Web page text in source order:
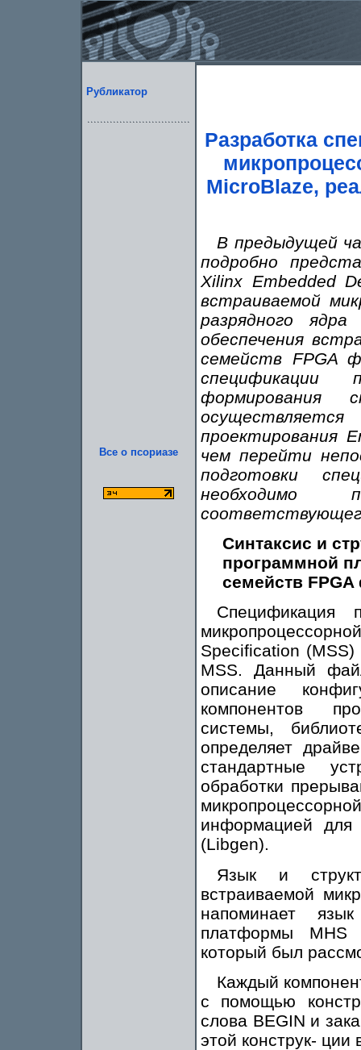
Рубликатор
Все о псориазе
Разработка
MicroBlaze,
В предыдущей
подробно
Xilinx Embedded
встраиваемой
разрядного
обеспечения
семейств FPGA
спецификации
формирования
проектирования
чем перейти
подготовки
необходимо
Синтаксис и
программной
семейств
Спецификация
Specification
MSS. Данный
описание
компонентов
системы,
определяет
стандартные
обработки
информацией для
(Libgen).
Язык и
встраиваемой
напоминает
платформы MHS
который был
Каждый
с помощью
слова BEGIN и
этой конструк-